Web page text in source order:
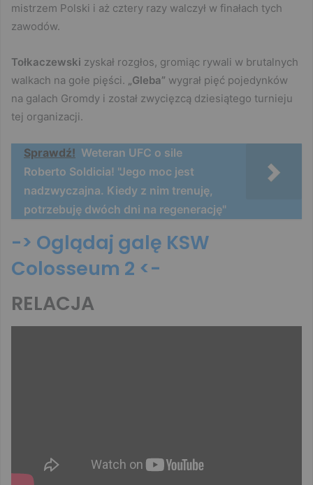
mistrzem Polski i aż cztery razy walczył w finałach tych
zawodów.
Tołkaczewski zyskał rozgłos, gromiąc rywali w brutalnych
walkach na gołe pięści. „Gleba” wygrał pięć pojedynków
na galach Gromdy i został zwycięzcą dziesiątego turnieju
tej organizacji.
Sprawdź! Weteran UFC o sile
Roberto Soldicia! "Jego moc jest
nadzwyczajna. Kiedy z nim trenuję,
potrzebuję dwóch dni na regenerację"
-> Oglądaj galę KSW
Colosseum 2 <-
RELACJA